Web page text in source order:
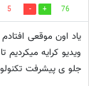
76
5
یاد اون موقعی
جلو ی پیشرفت